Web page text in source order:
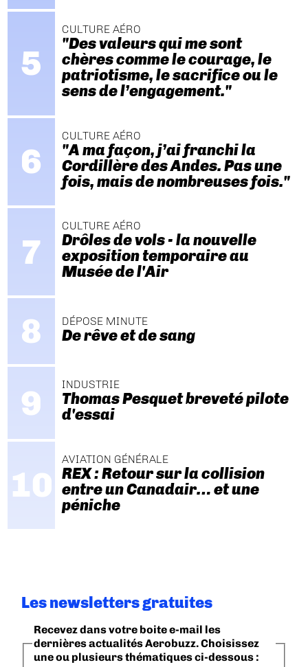
CULTURE AÉRO
"Des valeurs qui me sont
chères comme le courage, le
patriotisme, le sacrifice ou le
sens de l’engagement."
CULTURE AÉRO
"A ma façon, j’ai franchi la
Cordillère des Andes. Pas une
fois, mais de nombreuses fois."
CULTURE AÉRO
Drôles de vols - la nouvelle
exposition temporaire au
Musée de l'Air
DÉPOSE MINUTE
De rêve et de sang
INDUSTRIE
Thomas Pesquet breveté pilote
d'essai
AVIATION GÉNÉRALE
REX : Retour sur la collision
entre un Canadair… et une
péniche
Les newsletters gratuites
Recevez dans votre boite e-mail les
dernières actualités Aerobuzz. Choisissez
une ou plusieurs thématiques ci-dessous :